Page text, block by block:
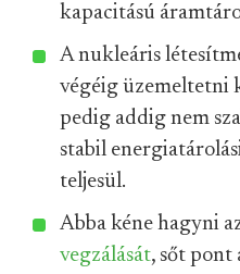
kapacitású
A nukleáris
végéig üzemeltetni
pedig addig nem
stabil
teljesül.
Abba kéne hagyni
vegzálását, sőt pont